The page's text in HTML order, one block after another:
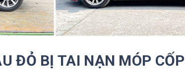
ĐỎ BỊ TAI NẠN MÓP CỐP